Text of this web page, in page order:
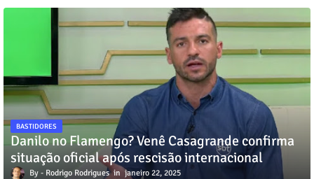
BASTIDORES
Danilo no Flamengo? Venê Casagrande confirma
situação oficial após rescisão internacional
Rodrigo Rodrigues janeiro 22, 2025